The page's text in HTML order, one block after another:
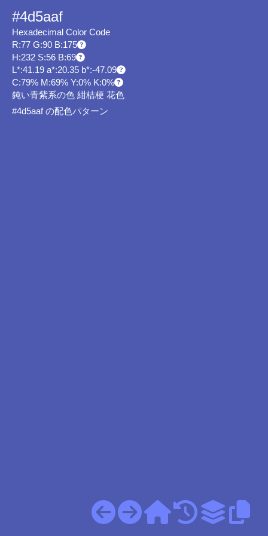
#4d5aaf
Hexadecimal Color Code
R:77 G:90 B:175
H:232 S:56 B:69
L*:41.19 a*:20.35 b*:-47.09
C:79% M:69% Y:0% K:0%
鈍い青紫系の色 紺桔梗 花色
#4d5aaf の配色パターン